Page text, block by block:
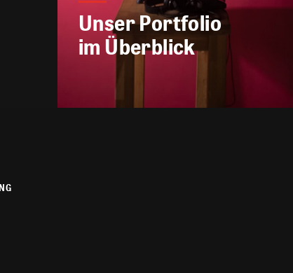
Unser Portfolio
im Überblick